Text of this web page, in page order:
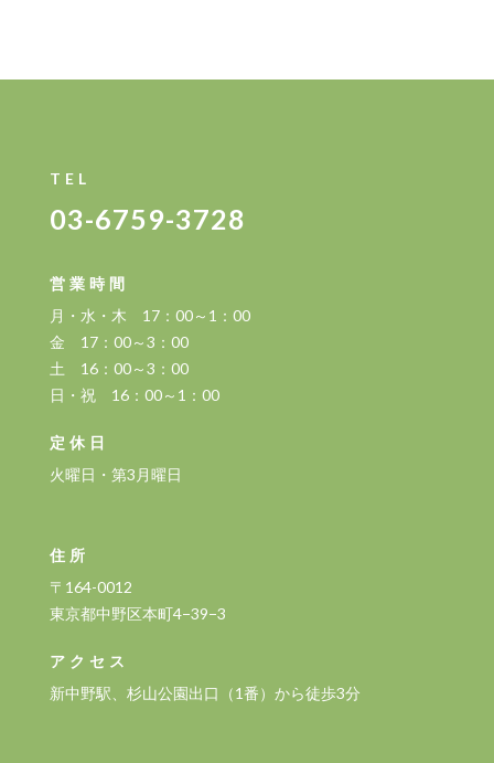
TEL
03-6759-3728
営業時間
月・水・木 17：00～1：00
金 17：00～3：00
土 16：00～3：00
日・祝 16：00～1：00
定休日
火曜日・第3月曜日
住所
〒164-0012
東京都中野区本町4−39−3
アクセス
新中野駅、杉山公園出口（1番）から徒歩3分